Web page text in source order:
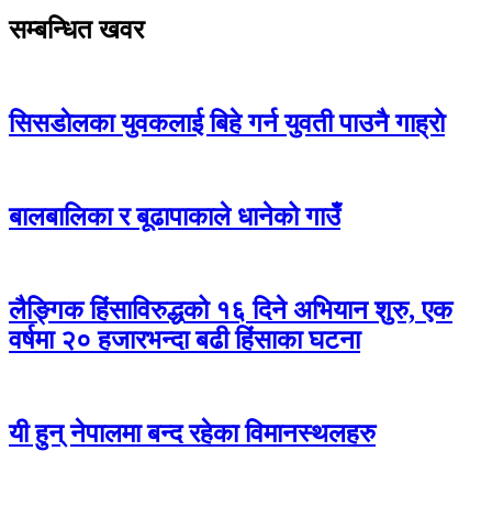
सम्बन्धित खवर
सिसडाेलका युवकलाई बिहे गर्न युवती पाउनै गाह्राे
बालबालिका र बूढापाकाले धानेको गाउँ
लैङ्गिक हिंसाविरुद्धको १६ दिने अभियान शुरु, एक
वर्षमा २० हजारभन्दा बढी हिंसाका घटना
यी हुन् नेपालमा बन्द रहेका विमानस्थलहरु